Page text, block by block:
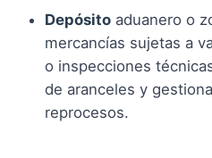
Depósito aduanero o
mercancías sujetas a
o inspecciones
de aranceles y
reprocesos.